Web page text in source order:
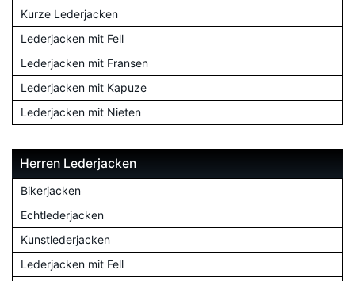
Kurze Lederjacken
Lederjacken mit Fell
Lederjacken mit Fransen
Lederjacken mit Kapuze
Lederjacken mit Nieten
Herren Lederjacken
Bikerjacken
Echtlederjacken
Kunstlederjacken
Lederjacken mit Fell